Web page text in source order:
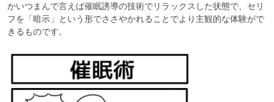
かいつまんで言えば催眠誘導の技術でリラックスした状態で、セリ
フを「暗示」という形でささやかれることでより主観的な体験がで
きるものです。